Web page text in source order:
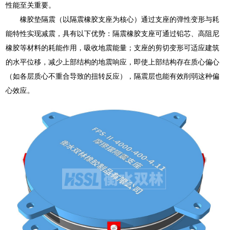
性能至关重要。
橡胶垫隔震（以隔震橡胶支座为核心）通过支座的弹性变形与耗
能特性实现减震，具有以下优势：隔震橡胶支座可通过铅芯、高阻尼
橡胶等材料的耗能作用，吸收地震能量；支座的剪切变形可适应建筑
的水平位移，减少上部结构的地震响应，即使上部结构存在质心偏心
（如各层质心不重合导致的扭转反应），隔震层也能有效削弱这种偏
心效应。